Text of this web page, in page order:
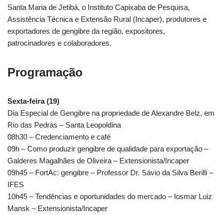
Santa Maria de Jetibá, o Instituto Capixaba de Pesquisa,
Assistência Técnica e Extensão Rural (Incaper), produtores e
exportadores de gengibre da região, expositores,
patrocinadores e colaboradores.
Programação
Sexta-feira (19)
Dia Especial de Gengibre na propriedade de Alexandre Belz, em
Rio das Pedras – Santa Leopoldina
08h30 – Credenciamento e café
09h – Como produzir gengibre de qualidade para exportação –
Galderes Magalhães de Oliveira – Extensionista/Incaper
09h45 – FortAc: gengibre – Professor Dr. Sávio da Silva Berilli –
IFES
10h45 – Tendências e oportunidades do mercado – Iosmar Luiz
Mansk – Extensionista/Incaper